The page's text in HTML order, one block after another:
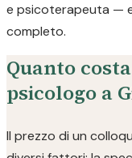
e psicoterapeuta —
completo.
Quanto
psicologo a
Il prezzo di un